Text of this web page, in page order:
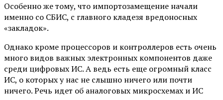
Особенно же тому, что импортозамещение начали
именно со СБИС, с главного кладезя вредоносных
«закладок».
Однако кроме процессоров и контроллеров есть очень
много видов важных электронных компонентов даже
среди цифровых ИС. А ведь есть еще огромный класс
ИС, о которых у нас не слышно ничего или почти
ничего. Речь идет об аналоговых микросхемах и ИС